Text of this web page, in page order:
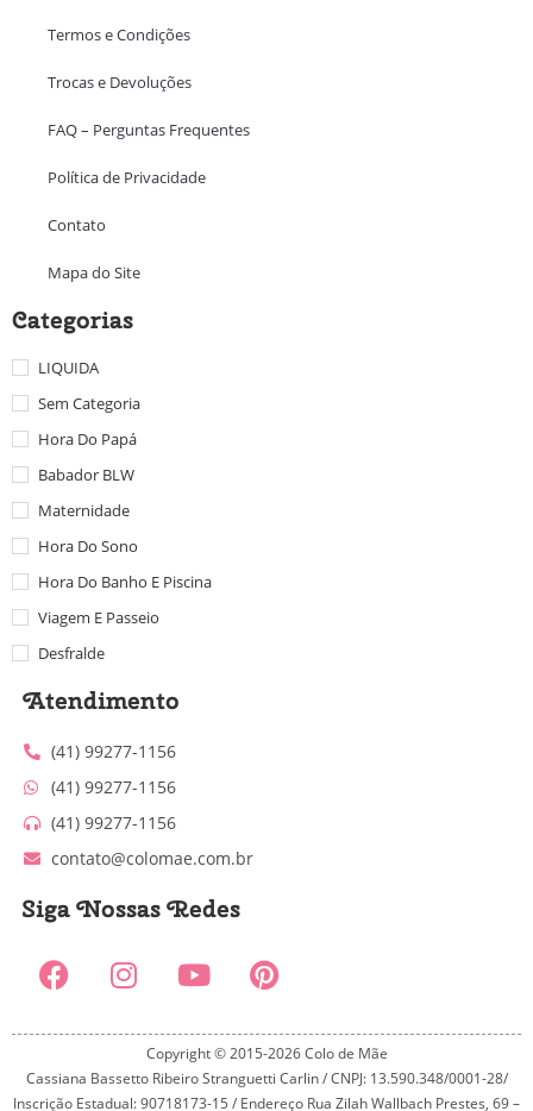
Termos e Condições
Trocas e Devoluções
FAQ – Perguntas Frequentes
Política de Privacidade
Contato
Mapa do Site
Categorias
LIQUIDA
Sem Categoria
Hora Do Papá
Babador BLW
Maternidade
Hora Do Sono
Hora Do Banho E Piscina
Viagem E Passeio
Desfralde
Atendimento
(41) 99277-1156
(41) 99277-1156
(41) 99277-1156
contato@colomae.com.br
Siga Nossas Redes
Copyright © 2015-2026 Colo de Mãe
Cassiana Bassetto Ribeiro Stranguetti Carlin / CNPJ: 13.590.348/0001-28/
Inscrição Estadual: 90718173-15 / Endereço Rua Zilah Wallbach Prestes, 69 –